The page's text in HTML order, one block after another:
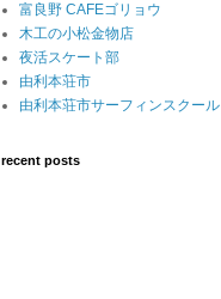
富良野 CAFEゴリョウ
木工の小松金物店
夜活スケート部
由利本荘市
由利本荘市サーフィンスクール
recent posts